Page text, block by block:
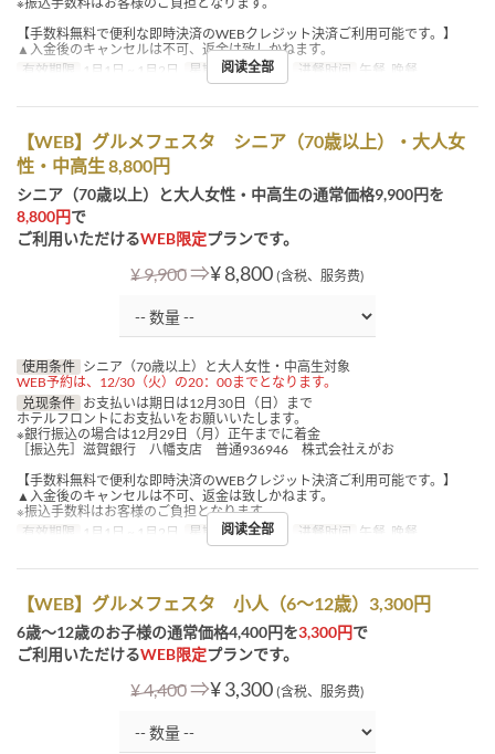
【手数料無料で便利な即時決済のWEBクレジット決済ご利用可能です。】
▲入金後のキャンセルは不可、返金は致しかねます。
有效期限
1月1日 ~ 1月2日 星期 四, 五, 假日 进餐时间 午餐, 晚餐
阅读全部
【WEB】グルメフェスタ シニア（70歳以上）・大人女
性・中高生 8,800円
シニア（70歳以上）と大人女性・中高生の通常価格9,900円を
8,800円で
ご利用いただけるWEB限定プランです。
¥ 9,900⇒¥ 8,800 (含税、服务费)
使用条件 シニア（70歳以上）と大人女性・中高生対象
WEB予約は、12/30（火）の20：00までとなります。
兑现条件 お支払いは期日は12月30日（日）まで
ホテルフロントにお支払いをお願いいたします。
※銀行振込の場合は12月29日（月）正午までに着金
［振込先］滋賀銀行 八幡支店 普通936946 株式会社えがお
【手数料無料で便利な即時決済のWEBクレジット決済ご利用可能です。】
▲入金後のキャンセルは不可、返金は致しかねます。
※振込手数料はお客様のご負担となります。
有效期限
1月1日 ~ 1月2日 星期 四, 五, 假日 进餐时间 午餐, 晚餐
阅读全部
【WEB】グルメフェスタ 小人（6～12歳）3,300円
6歳～12歳のお子様の通常価格4,400円を3,300円で
ご利用いただけるWEB限定プランです。
¥ 4,400⇒¥ 3,300 (含税、服务费)